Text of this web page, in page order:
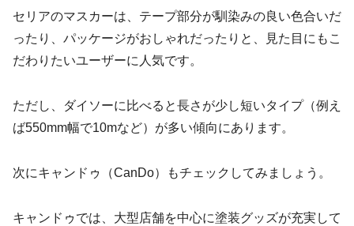
セリアのマスカーは、テープ部分が馴染みの良い色合いだ
ったり、パッケージがおしゃれだったりと、見た目にもこ
だわりたいユーザーに人気です。
ただし、ダイソーに比べると長さが少し短いタイプ（例え
ば550mm幅で10mなど）が多い傾向にあります。
次にキャンドゥ（CanDo）もチェックしてみましょう。
キャンドゥでは、大型店舗を中心に塗装グッズが充実して